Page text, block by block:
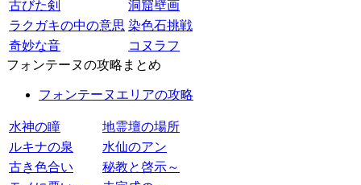
古びた剣
洞窟壁画
ラクガキの中の意思 染色石挑戦
奇妙な音
コヌラフ
フォンテーヌの攻略まとめ
フォンテーヌエリアの攻略
水神の瞳
地霊壇の場所
ルキナの泉
水仙のアン
古き色合い
秘教と啓示～